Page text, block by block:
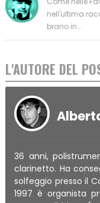
nell'ultima
brano in...
L'AUTORE DEL
36 anni,
clarinetto. Ha
solfeggio presso il
1997 è organista